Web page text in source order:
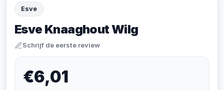
Esve
Esve Knaaghout Wilg
Schrijf de eerste review
€6,01